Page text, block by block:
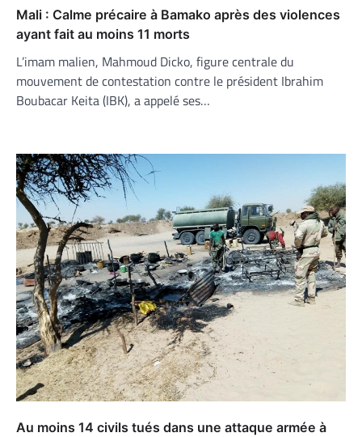
Mali : Calme précaire à Bamako après des violences
ayant fait au moins 11 morts
L’imam malien, Mahmoud Dicko, figure centrale du
mouvement de contestation contre le président Ibrahim
Boubacar Keita (IBK), a appelé ses…
Au moins 14 civils tués dans une attaque armée à